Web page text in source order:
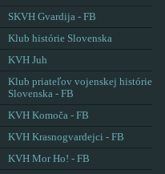
SKVH Gvardija - FB
Klub histórie Slovenska
KVH Juh
Klub priateľov vojenskej histórie
Slovenska - FB
KVH Komoča - FB
KVH Krasnogvardejci - FB
KVH Mor Ho! - FB